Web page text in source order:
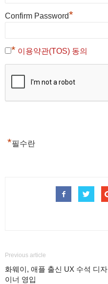
Confirm Password*
* 이용약관(TOS) 동의
*필수란
Previous article
화웨이, 애플 출신 UX 수석 디자
이너 영입